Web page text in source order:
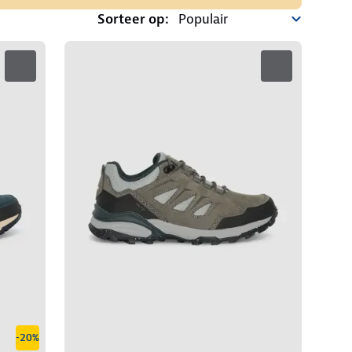
Sorteer op:
-20%